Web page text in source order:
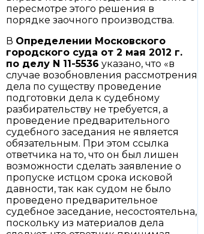
пересмотре этого решения в
порядке заочного производства.
В Определении Московского
городского суда от 2 мая 2012 г.
по делу N 11-5536 указано, что «в
случае возобновления рассмотрения
дела по существу проведение
подготовки дела к судебному
разбирательству не требуется, а
проведение предварительного
судебного заседания не является
обязательным. При этом ссылка
ответчика на то, что он был лишен
возможности сделать заявление о
пропуске истцом срока исковой
давности, так как судом не было
проведено предварительное
судебное заседание, несостоятельна,
поскольку из материалов дела